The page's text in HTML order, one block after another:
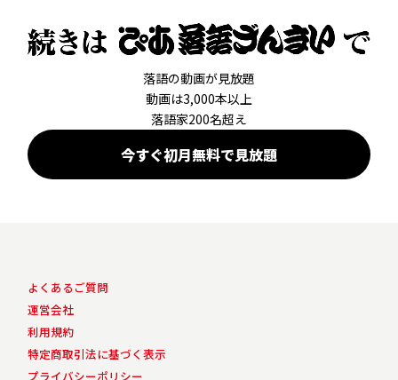
落語の動画が見放題
動画は3,000本以上
落語家200名超え
今すぐ初月無料で見放題
よくあるご質問
運営会社
利用規約
特定商取引法に基づく表示
プライバシーポリシー​